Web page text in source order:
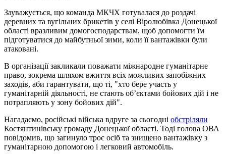
Зауважується, що команда МКЧХ готувалася до роздачі
деревних та вугільних брикетів у селі Віролюбівка Донецької
області вразливим домогосподарствам, щоб допомогти їм
підготуватися до майбутньої зими, коли її вантажівки були
атаковані.
В організації закликали поважати міжнародне гуманітарне
право, зокрема шляхом вжиття всіх можливих запобіжних
заходів, аби гарантувати, що ті, "хто бере участь у
гуманітарній діяльності, не стають об’єктами бойових дій і не
потрапляють у зону бойових дій".
Нагадаємо, російські війська вдруге за сьогодні обстріляли
Костянтинівську громаду Донецької області. Тоді голова ОВА
повідомив, що загинуло троє осіб та знищено вантажівку з
гуманітарною допомогою і легковий автомобіль.